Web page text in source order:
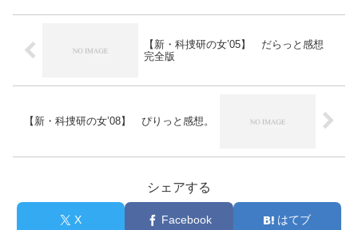
【新・科捜研の女’05】 だらっと感想
完全版
【新・科捜研の女’08】 ぴりっと感想。
シェアする
X Facebook はてブ